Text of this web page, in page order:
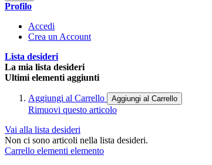
Profilo
Accedi
Crea un Account
Lista desideri
La mia lista desideri
Ultimi elementi aggiunti
Aggiungi al Carrello Aggiungi al Carrello
Rimuovi questo articolo
Vai alla lista desideri
Non ci sono articoli nella lista desideri.
Carrello elementi elemento